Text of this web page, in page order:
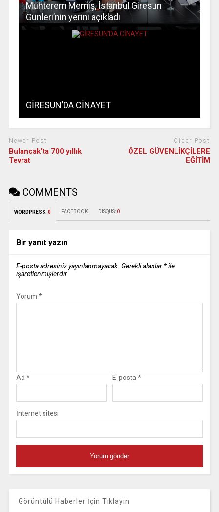
Muhterem Memiş, İstanbul Giresun
Günleri’nin yerini açıkladı
GİRESUN’DA CİNAYET
Newer Post
Bulancak’ta 700 yıllık
Tevrat
Older Post
ÖZEL GÜVENLİKÇİLERE
EĞİTİM
COMMENTS
WORDPRESS: 0 FACEBOOK: DISQUS: 0
Bir yanıt yazın
E-posta adresiniz yayınlanmayacak. Gerekli alanlar *ile
işaretlenmişlerdir
Yorum *
Ad * E-posta *
İnternet sitesi
Görüntülü Haberler İçin Tıklayın